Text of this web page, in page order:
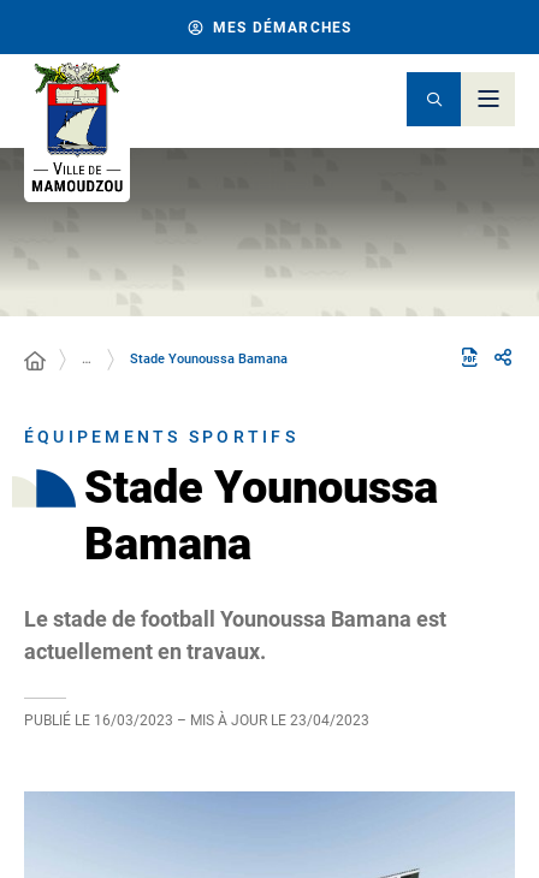
MES DÉMARCHES
… Stade Younoussa Bamana
ÉQUIPEMENTS SPORTIFS
Stade Younoussa
Bamana
Le stade de football Younoussa Bamana est
actuellement en travaux.
PUBLIÉ LE 16/03/2023 – MIS À JOUR LE 23/04/2023